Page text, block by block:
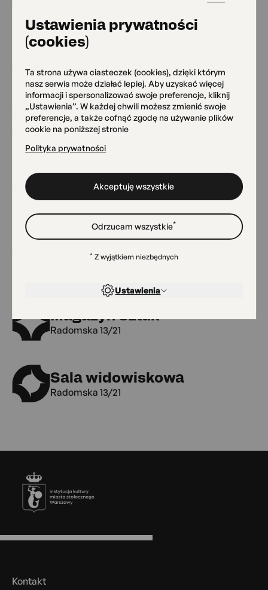
Ustawienia prywatności
(cookies)
Ta strona używa ciasteczek (cookies), dzięki którym
nasz serwis może działać lepiej. Aby uzyskać więcej
informacji i spersonalizować swoje preferencje, kliknij
„Ustawienia”. W każdej chwili możesz zmienić swoje
preferencje, a także cofnąć zgodę na używanie plików
cookie na poniższej stronie
Polityka prywatności
Akceptuję wszystkie
Odrzucam wszystkie*
Ustawienia
* Z wyjątkiem niezbędnych
Grójecka 79
Klub Kultury Seniora
Grójecka 79
MAL Grójecka 109
Grójecka 109
Pracownia Ceramiki
AngobA
Magazyn Sztuk
Radomska 13/21
Sala widowiskowa
Radomska 13/21
Stopka
Menu
Kontakt